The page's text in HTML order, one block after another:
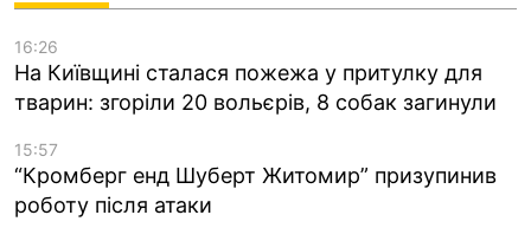
16:26
На Київщині сталася пожежа у притулку для
тварин: згоріли 20 вольєрів, 8 собак загинули
15:57
“Кромберг енд Шуберт Житомир” призупинив
роботу після атаки